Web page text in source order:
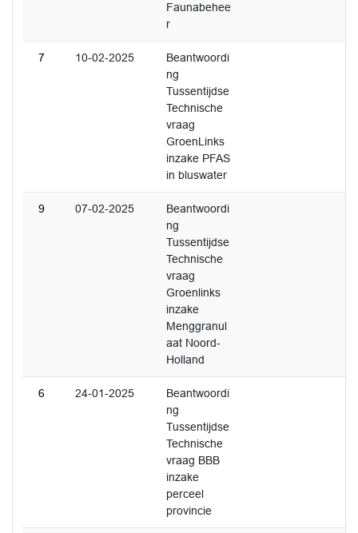
Faunabehee
r
7 10-02-2025
Beantwoordi
ng
Tussentijdse
Technische
vraag
GroenLinks
inzake PFAS
in bluswater
9 07-02-2025
Beantwoordi
ng
Tussentijdse
Technische
vraag
Groenlinks
inzake
Menggranul
aat Noord-
Holland
6 24-01-2025
Beantwoordi
ng
Tussentijdse
Technische
vraag BBB
inzake
perceel
provincie